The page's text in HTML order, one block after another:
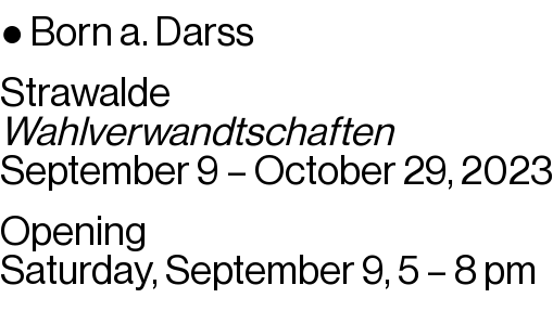
● Born a. Darss
Strawalde
Wahlverwandtschaften
September 9 – October 29, 2023
Opening
Saturday, September 9, 5 – 8 pm